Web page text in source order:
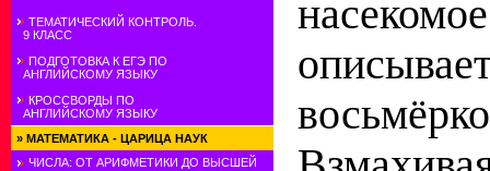
ТЕМАТИЧЕСКИЙ КОНТРОЛЬ.
9 КЛАСС
ПОДГОТОВКА К ЕГЭ ПО
АНГЛИЙСКОМУ ЯЗЫКУ
КРОССВОРДЫ ПО
АНГЛИЙСКОМУ ЯЗЫКУ
» МАТЕМАТИКА - ЦАРИЦА НАУК
ЧИСЛА: ОТ АРИФМЕТИКИ ДО ВЫСШЕЙ